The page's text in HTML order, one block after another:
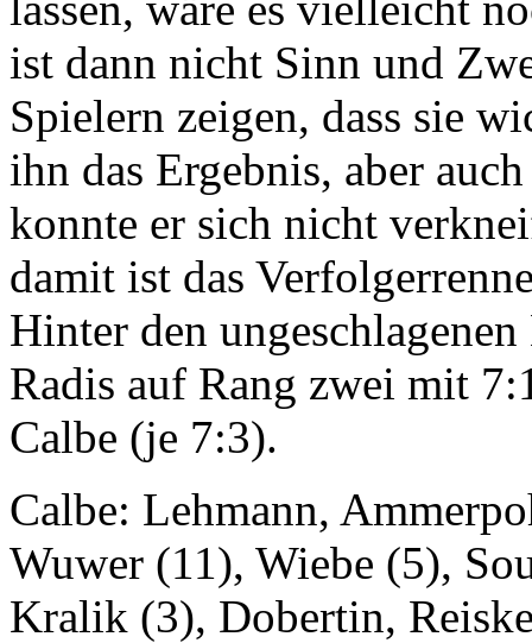
ist dann nicht Sinn und
Spielern zeigen, dass sie
ihn das Ergebnis, aber
konnte er sich nicht
damit ist das
Hinter den
Radis auf Rang zwei mit
Calbe (je 7:3).
Calbe: Lehmann,
Wuwer (11), Wiebe (5),
Kralik (3), Dobertin,